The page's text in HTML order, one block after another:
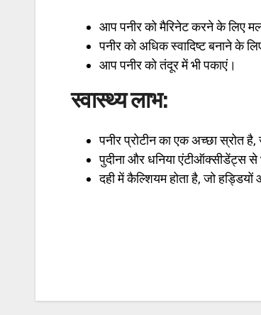
आप पनीर को मैरिनेट करने के लिए
पनीर को अधिक स्वादिष्ट बनाने के
आप पनीर को तंदूर में भी पकाएं।
स्वास्थ्य लाभ:
पनीर प्रोटीन का एक अच्छा स्रोत
पुदीना और धनिया एंटीऑक्सीडेंट्स
दही में कैल्शियम होता है, जो